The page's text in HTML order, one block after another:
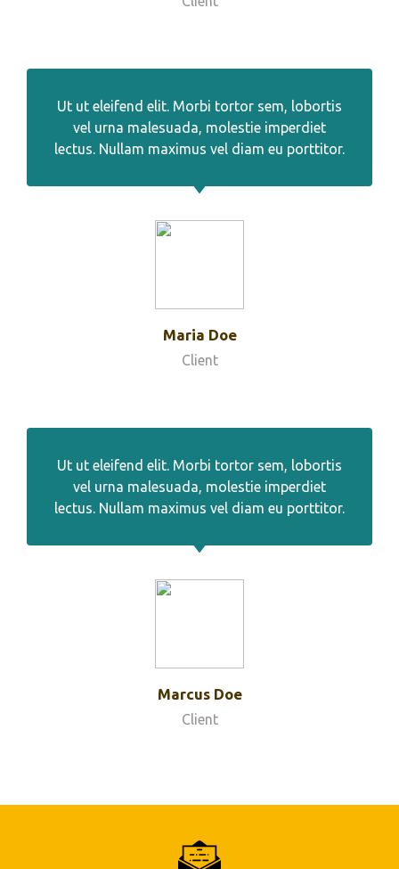
Ut ut eleifend elit. Morbi tortor sem, lobortis
vel urna malesuada, molestie imperdiet
lectus. Nullam maximus vel diam eu porttitor.
Maria Doe
Client
Ut ut eleifend elit. Morbi tortor sem, lobortis
vel urna malesuada, molestie imperdiet
lectus. Nullam maximus vel diam eu porttitor.
Marcus Doe
Client